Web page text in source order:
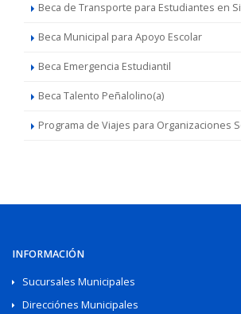
Beca de Transporte para Estudiantes en
Beca Municipal para Apoyo Escolar
Beca Emergencia Estudiantil
Beca Talento Peñalolino(a)
Programa de Viajes para Organizaciones
INFORMACIÓN
Sucursales Municipales
Direcciónes Municipales